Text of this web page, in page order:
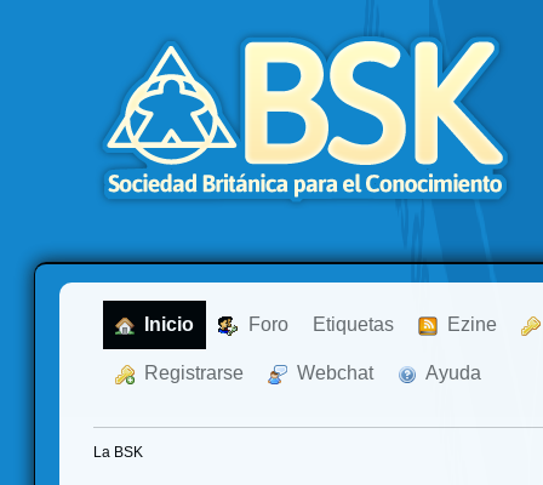
Inicio Foro Etiquetas Ezine
Registrarse Webchat Ayuda
La BSK